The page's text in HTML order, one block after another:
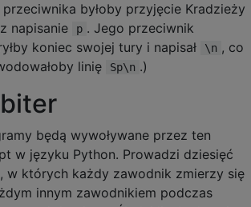
przeciwnika byłoby przyjęcie Kradzieży
napisanie
p . Jego przeciwnik
koniec swojej tury i napisał
\n , co
linię
Sp\n .)
będą wywoływane przez ten
w języku Python. Prowadzi dziesięć
w których każdy zawodnik zmierzy się
innym zawodnikiem podczas